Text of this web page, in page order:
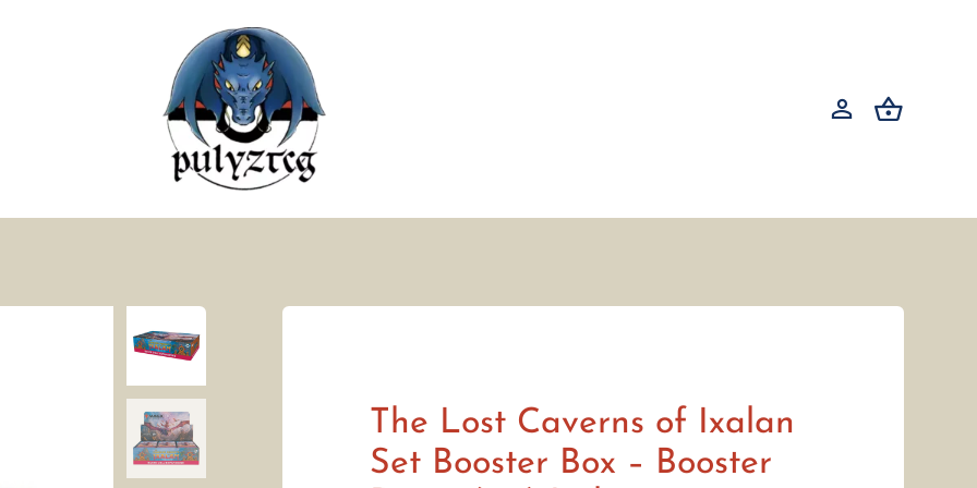
The Lost Caverns of Ixalan
Set Booster Box – Booster